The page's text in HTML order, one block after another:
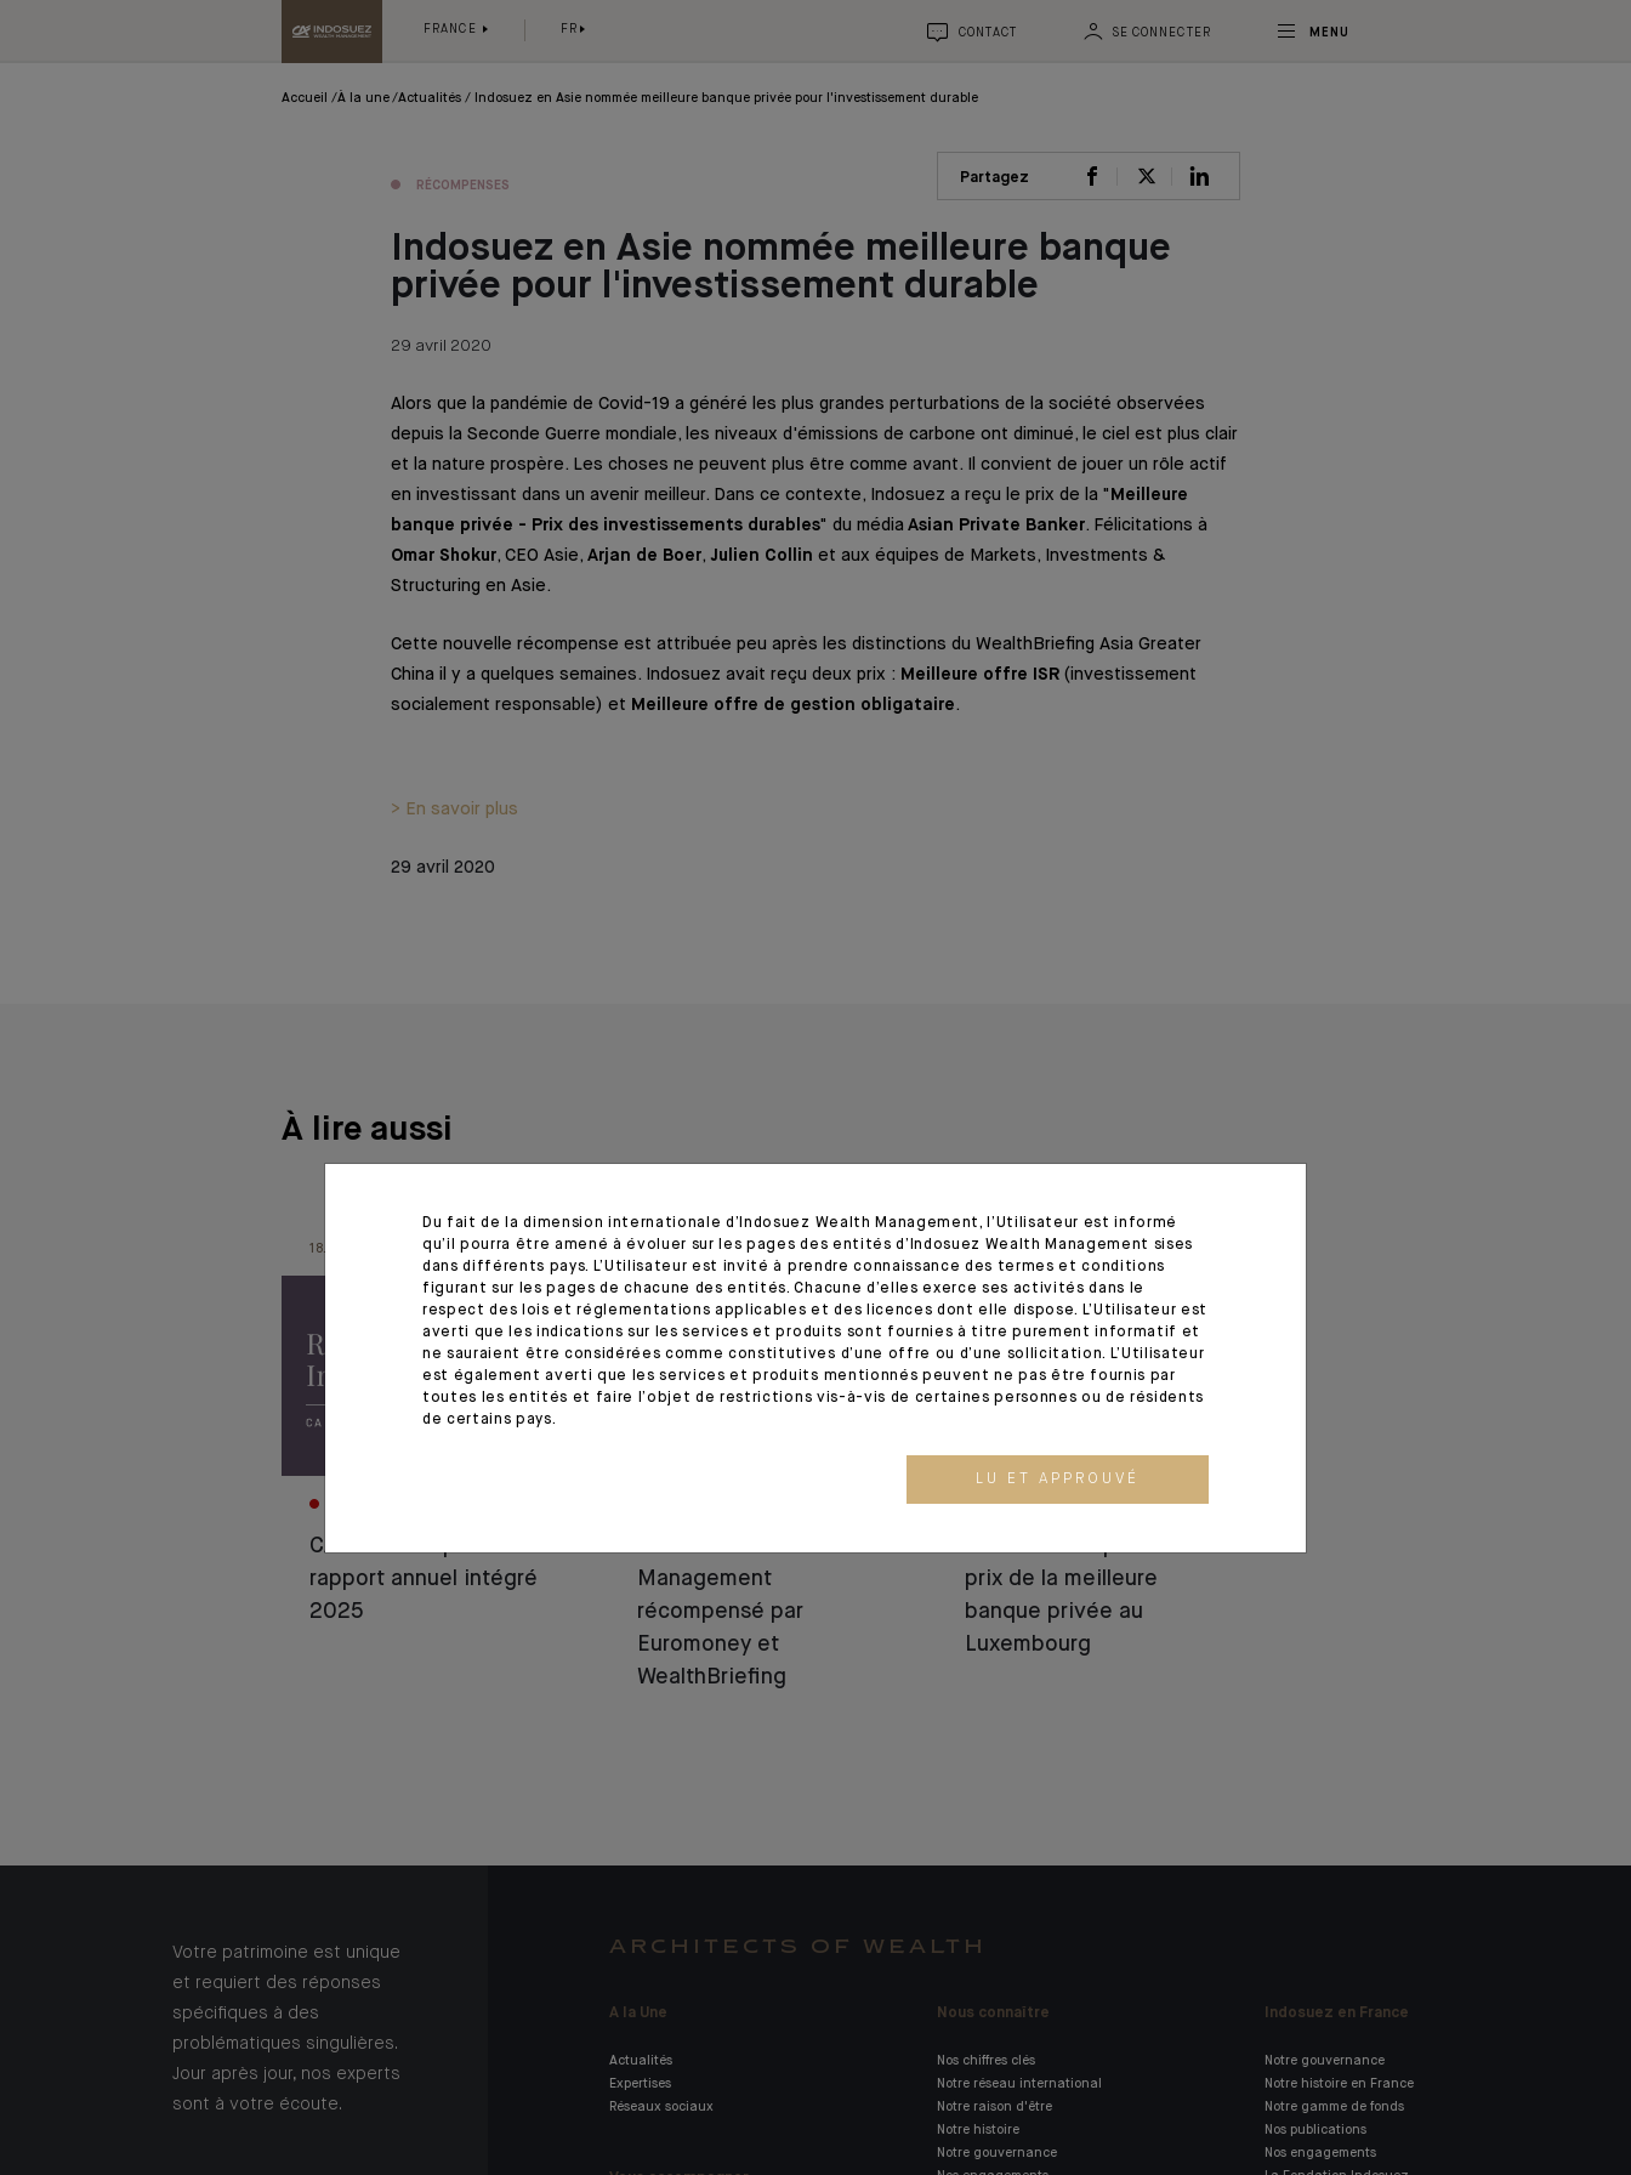
FRANCE FR CONTACT SE CONNECTER MENU
Accueil À la une Actualités Indosuez en Asie nommée meilleure banque privée pour l'investissement durable
RÉCOMPENSES Partagez
Indosuez en Asie nommée meilleure banque
privée pour l'investissement durable
29 avril 2020
Alors que la pandémie de Covid-19 a généré les plus grandes perturbations de la société observées
depuis la Seconde Guerre mondiale, les niveaux d'émissions de carbone ont diminué, le ciel est plus clair
et la nature prospère. Les choses ne peuvent plus être comme avant. Il convient de jouer un rôle actif
en investissant dans un avenir meilleur. Dans ce contexte, Indosuez a reçu le prix de la " Meilleure
banque privée - Prix des investissements durables" du média Asian Private Banker. Félicitations à
Omar Shokur, CEO Asie, Arjan de Boer, Julien Collin et aux équipes de Markets, Investments &
Structuring en Asie.
Cette nouvelle récompense est attribuée peu après les distinctions du WealthBriefing Asia Greater
China il y a quelques semaines. Indosuez avait reçu deux prix : Meilleure offre ISR (investissement
socialement responsable) et Meilleure offre de gestion obligataire.
> En savoir plus
29 avril 2020
À lire aussi
18.06.26
CA Indosuez publie son
rapport annuel intégré
2025
20.03.26
Management
récompensé par
Euromoney et
WealthBriefing
25.11.24
RÉCOMPENSES
prix de la meilleure
banque privée au
Luxembourg
Votre patrimoine est unique
et requiert des réponses
spécifiques à des
problématiques singulières.
Jour après jour, nos experts
sont à votre écoute.
ARCHITECTS OF WEALTH
A la Une
Actualités
Expertises
Réseaux sociaux
Nous connaître
Nos chiffres clés
Notre réseau international
Notre raison d'être
Notre histoire
Notre gouvernance
Indosuez en France
Notre gouvernance
Notre histoire en France
Notre gamme de fonds
Nos publications
Nos engagements
Du fait de la dimension internationale d’Indosuez Wealth Management, l’Utilisateur est informé
qu’il pourra être amené à évoluer sur les pages des entités d’Indosuez Wealth Management sises
dans différents pays. L’Utilisateur est invité à prendre connaissance des termes et conditions
figurant sur les pages de chacune des entités. Chacune d’elles exerce ses activités dans le
respect des lois et réglementations applicables et des licences dont elle dispose. L’Utilisateur est
averti que les indications sur les services et produits sont fournies à titre purement informatif et
ne sauraient être considérées comme constitutives d’une offre ou d’une sollicitation. L’Utilisateur
est également averti que les services et produits mentionnés peuvent ne pas être fournis par
toutes les entités et faire l’objet de restrictions vis-à-vis de certaines personnes ou de résidents
de certains pays.
LU ET APPROUVÉ